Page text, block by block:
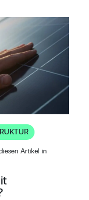
Artikel in